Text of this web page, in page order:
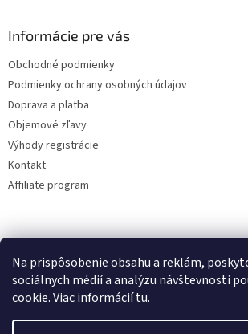
Na prispôsobenie obsahu a reklám,
sociálnych médií a analýzu návštevnosti
cookie. Viac informáciítu.
Informácie pre vás
Obchodné podmienky
Podmienky ochrany osobných údajov
Doprava a platba
Objemové zľavy
Výhody registrácie
Kontakt
Affiliate program